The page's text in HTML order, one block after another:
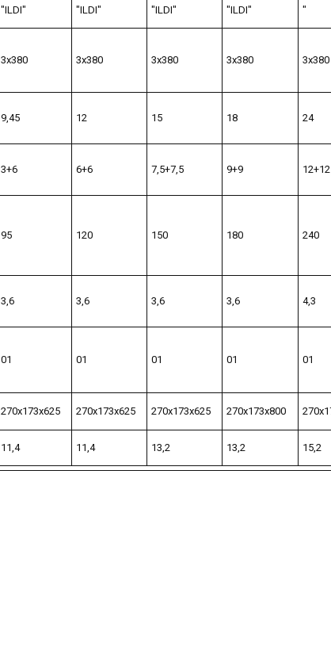
"ILDI"
"ILDI"
"ILDI"
"ILDI"
"
3х380 3х380 3х380 3х380 3х380
9,45 12 15 18 24
3+6 6+6 7,5+7,5 9+9 12+12
95 120 150 180 240
3,6 3,6 3,6 3,6 4,3
01 01 01 01 01
270х173х625 270х173х625 270х173х625 270х173х800
11,4 11,4 13,2 13,2 15,2